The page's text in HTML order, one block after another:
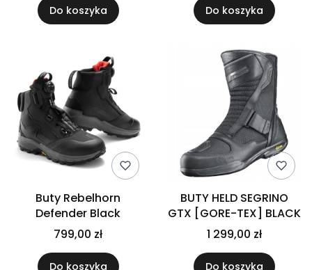
Do koszyka Do koszyka
Buty Rebelhorn
Defender Black
799,00 zł
Do koszyka
BUTY HELD SEGRINO
GTX [GORE-TEX] BLACK
1 299,00 zł
Do koszyka